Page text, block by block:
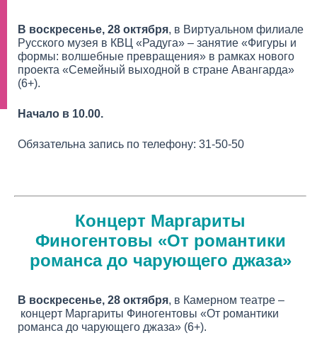
В воскресенье, 28 октября, в Виртуальном филиале
Русского музея в КВЦ «Радуга» – занятие «Фигуры и
формы: волшебные превращения» в рамках нового
проекта «Семейный выходной в стране Авангарда»
(6+).
Начало в 10.00.
Обязательна запись по телефону: 31-50-50
Концерт Маргариты
Финогентовы «От романтики
романса до чарующего джаза»
В воскресенье, 28 октября, в Камерном театре –
концерт Маргариты Финогентовы «От романтики
романса до чарующего джаза» (6+).